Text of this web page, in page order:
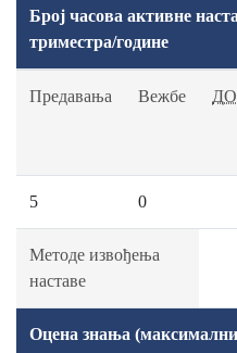
Број часова активне
триместра/године
Предавања Вежбе
5 0
Методе извођења
наставе
Оцена знања (максимални